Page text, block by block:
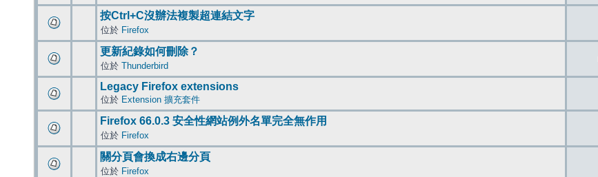
按Ctrl+C沒辦法複製超連結文字
位於 Firefox
更新紀錄如何刪除？
位於 Thunderbird
Legacy Firefox extensions
位於 Extension 擴充套件
Firefox 66.0.3 安全性網站例外名單完全無作用
位於 Firefox
關分頁會換成右邊分頁
位於 Firefox